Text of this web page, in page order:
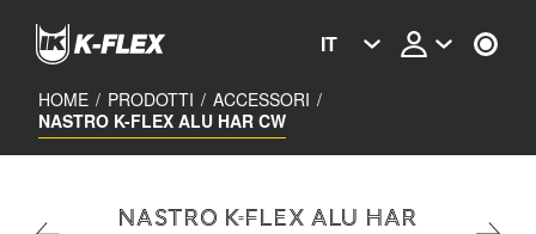
content
IT
HOME / PRODOTTI / ACCESSORI /
NASTRO K-FLEX ALU HAR CW
NASTRO K-FLEX ALU HAR